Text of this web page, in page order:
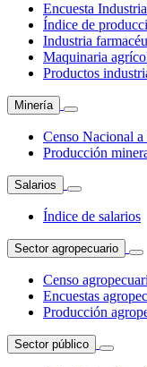
Encuesta
Índice de
Industria
Maquinaria
Productos
Minería
Censo Nacional
Producción
Salarios
Índice de salarios
Sector agropecuario
Censo
Encuestas
Producción
Sector público